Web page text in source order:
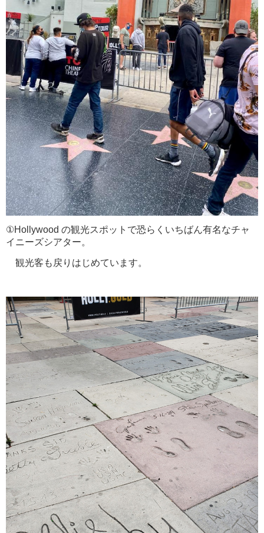
①Hollywood の観光スポットで恐らくいちばん有名なチャ
イニーズシアター。
観光客も戻りはじめています。